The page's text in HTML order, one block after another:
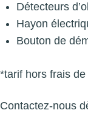
Détecteurs
Hayon
Bouton de
*tarif hors frais
Contactez-nous